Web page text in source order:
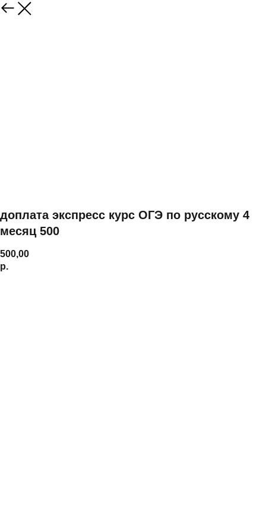
доплата экспресс курс ОГЭ по русскому 4
месяц 500
500,00
р.